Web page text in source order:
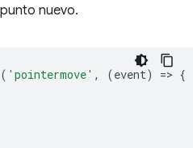
nuevo.
( 'pointermove' , (event) => {